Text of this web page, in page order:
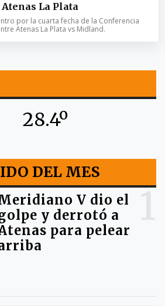
La Plata
por la cuarta fecha de la Conferencia
Atenas La Plata vs Midland.
28.4º
DEL MES
V dio el
y derrotó a
para pelear